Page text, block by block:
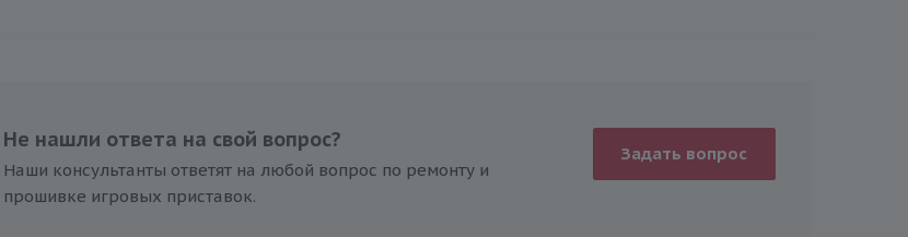
Не нашли ответа на свой вопрос?
Наши консультанты ответят на любой вопрос по ремонту и
прошивке игровых приставок.
Задать вопрос